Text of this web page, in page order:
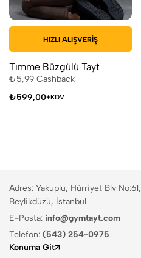
HIZLI ALIŞVERIŞ
Tımme Büzgülü Tayt
₺5,99 Cashback
₺599,00+KDV
Adres: Yakuplu, Hürriyet Blv
Beylikdüzü, İstanbul
E-Posta: info@gymtayt.com
Telefon: (543) 254-0975
Konuma Git